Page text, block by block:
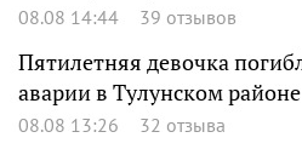
08.08 14:44 39 отзывов
Пятилетняя девочка
аварии в Тулунском районе
08.08 13:26 32 отзыва